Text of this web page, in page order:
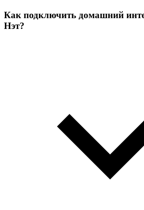
Как подключить домашний
Нэт?